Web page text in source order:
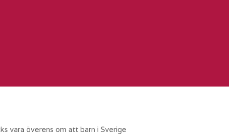
vara överens om att barn i Sverige